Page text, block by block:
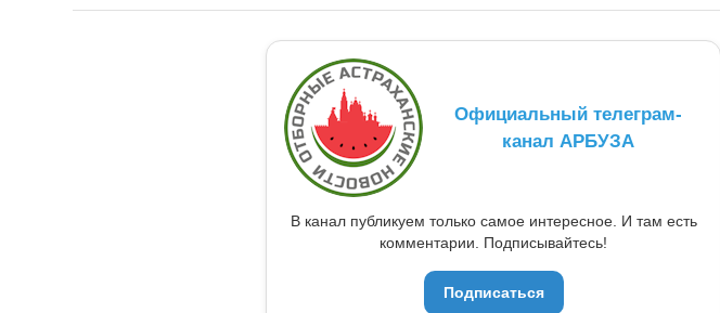
Официальный телеграм-
канал АРБУЗА
В канал публикуем только самое интересное. И там есть
комментарии. Подписывайтесь!
Подписаться